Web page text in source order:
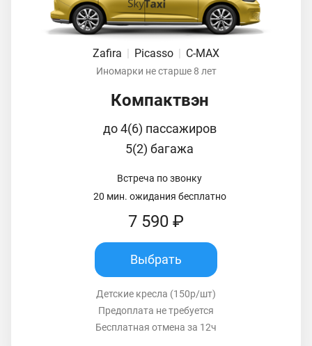
Zafira | Picasso | C-MAX
Иномарки не старше 8 лет
Компактвэн
до 4(6) пассажиров
5(2) багажа
Встреча по звонку
20 мин. ожидания бесплатно
7 590 ₽
Выбрать
Детские кресла (150р/шт)
Предоплата не требуется
Бесплатная отмена за 12ч